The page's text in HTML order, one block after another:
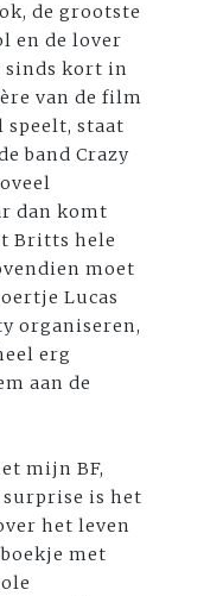
de grootste
en de lover
sinds kort in
van de film
staat
band Crazy
dan komt
Britts hele
moet
Lucas
organiseren,
erg
aan de
mijn BF,
surprise is het
het leven
met